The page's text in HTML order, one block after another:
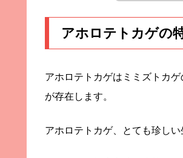
アホロテトカゲの
アホロテトカゲはミミズトカ
が存在します。
アホロテトカゲ、とても珍し